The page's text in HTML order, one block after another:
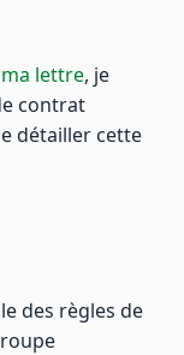
ma lettre, je
contrat
détailler cette
des règles de